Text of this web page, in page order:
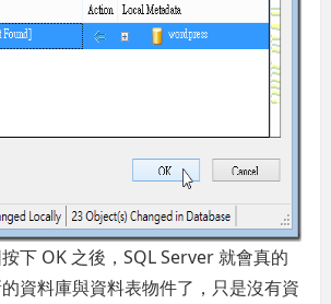
下 OK 之後，SQL Server 就會真的
資料庫與資料表物件了，只是沒有資